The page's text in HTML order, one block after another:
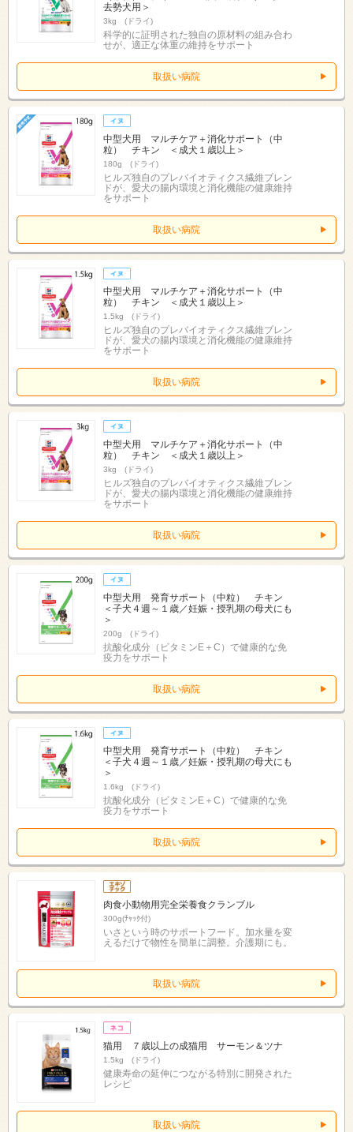
去勢犬用＞
3kg (ドライ)
科学的に証明された独自の原材料の組み合わ
せが、適正な体重の維持をサポート
取扱い病院
中型犬用 マルチケア＋消化サポート（中
粒） チキン ＜成犬１歳以上＞
180g (ドライ)
ヒルズ独自のプレバイオティクス繊維ブレン
ドが、愛犬の腸内環境と消化機能の健康維持
をサポート
取扱い病院
中型犬用 マルチケア＋消化サポート（中
粒） チキン ＜成犬１歳以上＞
1.5kg (ドライ)
ヒルズ独自のプレバイオティクス繊維ブレン
ドが、愛犬の腸内環境と消化機能の健康維持
をサポート
取扱い病院
中型犬用 マルチケア＋消化サポート（中
粒） チキン ＜成犬１歳以上＞
3kg (ドライ)
ヒルズ独自のプレバイオティクス繊維ブレン
ドが、愛犬の腸内環境と消化機能の健康維持
をサポート
取扱い病院
中型犬用 発育サポート（中粒） チキン
＜子犬４週～１歳／妊娠・授乳期の母犬にも
＞
200g (ドライ)
抗酸化成分（ビタミンE＋C）で健康的な免
疫力をサポート
取扱い病院
中型犬用 発育サポート（中粒） チキン
＜子犬４週～１歳／妊娠・授乳期の母犬にも
＞
1.6kg (ドライ)
抗酸化成分（ビタミンE＋C）で健康的な免
疫力をサポート
取扱い病院
肉食小動物用完全栄養食クランブル
300g(ﾁｬｯｸ付)
いさという時のサポートフード。加水量を変
えるだけで物性を簡単に調整。介護期にも。
取扱い病院
猫用 ７歳以上の成猫用 サーモン＆ツナ
1.5kg (ドライ)
健康寿命の延伸につながる特別に開発された
レシピ
取扱い病院